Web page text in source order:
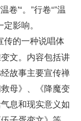
卷'“。”行卷“”温
影响。
的一种说唱体
文。内容包括讲
故事主要宣传禅
母》、《降魔变
息和现实意义如